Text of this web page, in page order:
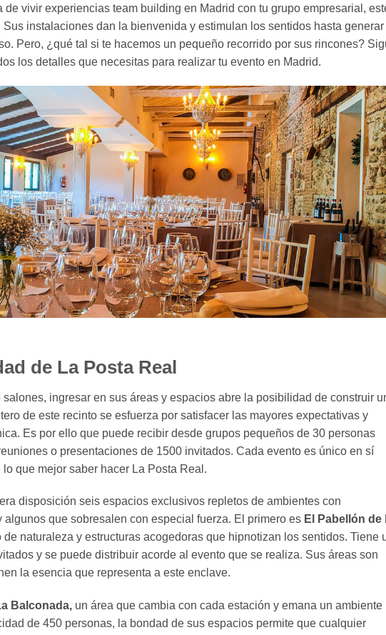
de vivir experiencias team building en Madrid con tu grupo empresarial,
instalaciones dan la bienvenida y estimulan los sentidos hasta generar
Pero, ¿qué tal si te hacemos un pequeño recorrido por sus rincones?
los detalles que necesitas para realizar tu evento en Madrid.
de La Posta Real
salones, ingresar en sus áreas y espacios abre la posibilidad de construir
de este recinto se esfuerza por satisfacer las mayores expectativas y
Es por ello que puede recibir desde grupos pequeños de 30 personas
o presentaciones de 1500 invitados. Cada evento es único en sí
que mejor saber hacer La Posta Real.
disposición seis espacios exclusivos repletos de ambientes con
que sobresalen con especial fuerza. El primero es El Pabellón de
de naturaleza y estructuras acogedoras que hipnotizan los sentidos. Tiene
y se puede distribuir acorde al evento que se realiza. Sus áreas son
la esencia que representa a este enclave.
Balconada, un área que cambia con cada estación y emana un ambiente
de 450 personas, la bondad de sus espacios permite que cualquier